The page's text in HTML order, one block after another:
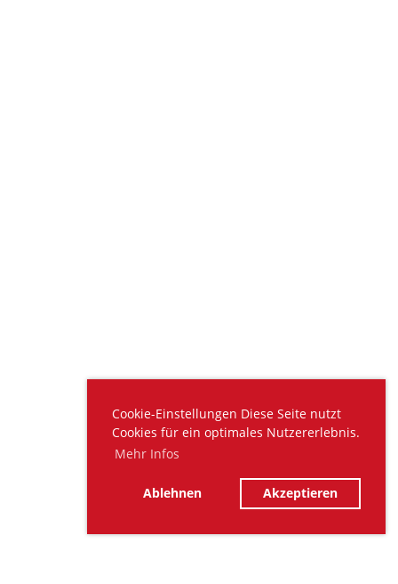
Cookie-Einstellungen Diese Seite nutzt
Cookies für ein optimales Nutzererlebnis.
Mehr Infos
Ablehnen Akzeptieren